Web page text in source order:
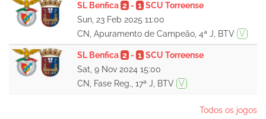
SL Benfica 2- 1 SCU Torreense
Sun, 23 Feb 2025 11:00
CN, Apuramento de Campeão, 4ª J, BTV V
SL Benfica 2- 1 SCU Torreense
Sat, 9 Nov 2024 15:00
CN, Fase Reg., 17ª J, BTV V
Todos os jogos